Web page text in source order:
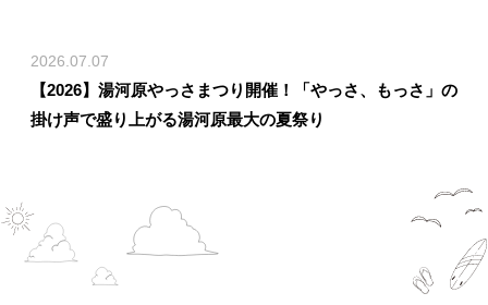
2026.07.07
【2026】湯河原やっさまつり開催！「やっさ、もっさ」の
掛け声で盛り上がる湯河原最大の夏祭り